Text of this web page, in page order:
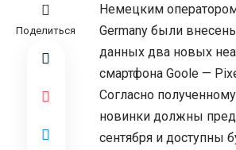
Поделиться
Немецким
Germany были
данных два новых
смартфона Goole —
Согласно
новинки должны
сентября и доступны